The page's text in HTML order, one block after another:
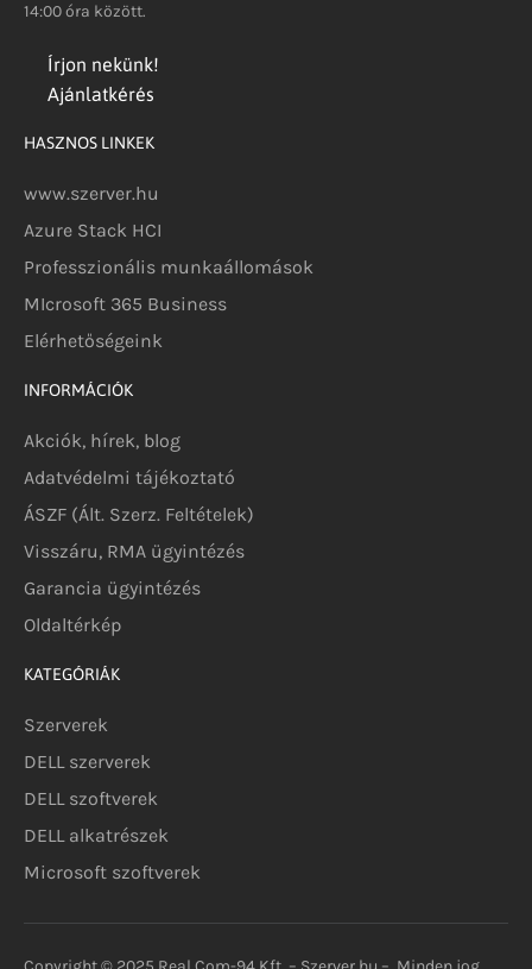
14:00 óra között.
Írjon nekünk!
Ajánlatkérés
HASZNOS LINKEK
www.szerver.hu
Azure Stack HCI
Professzionális munkaállomások
MIcrosoft 365 Business
Elérhetőségeink
INFORMÁCIÓK
Akciók, hírek, blog
Adatvédelmi tájékoztató
ÁSZF (Ált. Szerz. Feltételek)
Visszáru, RMA ügyintézés
Garancia ügyintézés
Oldaltérkép
KATEGÓRIÁK
Szerverek
DELL szerverek
DELL szoftverek
DELL alkatrészek
Microsoft szoftverek